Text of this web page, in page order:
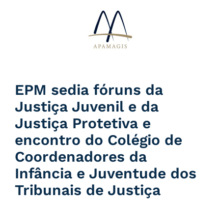
EPM sedia fóruns da
Justiça Juvenil e da
Justiça Protetiva e
encontro do Colégio de
Coordenadores da
Infância e Juventude dos
Tribunais de Justiça